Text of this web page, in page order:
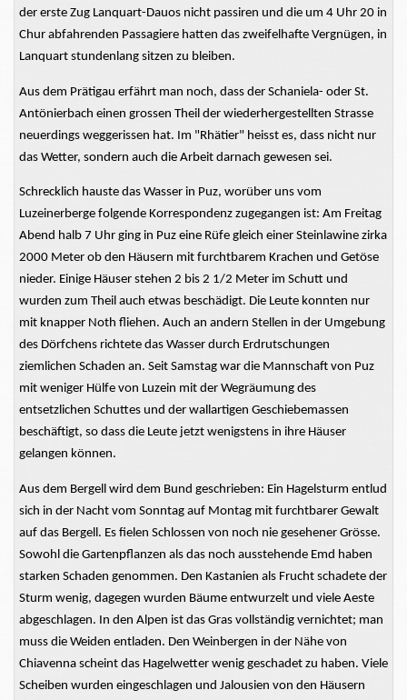
der erste Zug Lanquart-Dauos nicht passiren und die um 4 Uhr 20 in
Chur abfahrenden Passagiere hatten das zweifelhafte Vergnügen, in
Lanquart stundenlang sitzen zu bleiben.
Aus dem Prätigau erfährt man noch, dass der Schaniela- oder St.
Antönierbach einen grossen Theil der wiederhergestellten Strasse
neuerdings weggerissen hat. Im "Rhätier" heisst es, dass nicht nur
das Wetter, sondern auch die Arbeit darnach gewesen sei.
Schrecklich hauste das Wasser in Puz, worüber uns vom
Luzeinerberge folgende Korrespondenz zugegangen ist: Am Freitag
Abend halb 7 Uhr ging in Puz eine Rüfe gleich einer Steinlawine zirka
2000 Meter ob den Häusern mit furchtbarem Krachen und Getöse
nieder. Einige Häuser stehen 2 bis 2 1/2 Meter im Schutt und
wurden zum Theil auch etwas beschädigt. Die Leute konnten nur
mit knapper Noth fliehen. Auch an andern Stellen in der Umgebung
des Dörfchens richtete das Wasser durch Erdrutschungen
ziemlichen Schaden an. Seit Samstag war die Mannschaft von Puz
mit weniger Hülfe von Luzein mit der Wegräumung des
entsetzlichen Schuttes und der wallartigen Geschiebemassen
beschäftigt, so dass die Leute jetzt wenigstens in ihre Häuser
gelangen können.
Aus dem Bergell wird dem Bund geschrieben: Ein Hagelsturm entlud
sich in der Nacht vom Sonntag auf Montag mit furchtbarer Gewalt
auf das Bergell. Es fielen Schlossen von noch nie gesehener Grösse.
Sowohl die Gartenpflanzen als das noch ausstehende Emd haben
starken Schaden genommen. Den Kastanien als Frucht schadete der
Sturm wenig, dagegen wurden Bäume entwurzelt und viele Aeste
abgeschlagen. In den Alpen ist das Gras vollständig vernichtet; man
muss die Weiden entladen. Den Weinbergen in der Nähe von
Chiavenna scheint das Hagelwetter wenig geschadet zu haben. Viele
Scheiben wurden eingeschlagen und Jalousien von den Häusern